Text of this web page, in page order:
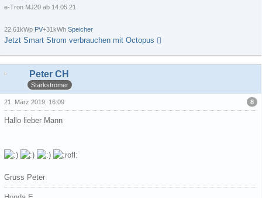
e-Tron MJ20 ab 14.05.21
22,61kWp PV+31kWh Speicher
Jetzt Smart Strom verbrauchen mit Octopus
Peter CH
Starkstromer
8
21. März 2019, 16:09
Hallo lieber Mann
Gruss Peter